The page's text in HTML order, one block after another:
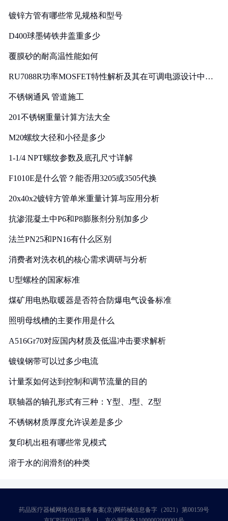
镀锌方管有哪些常见规格和型号
D400球墨铸铁井盖重多少
覆膜砂的耐高温性能如何
RU7088R功率MOSFET特性解析及其在可调电源设计中的
不锈钢通风 管道施工
201不锈钢重量计算方法大全
M20螺纹大径和小径是多少
1-1/4 NPT螺纹参数及底孔尺寸详解
F1010E是什么管？能否用3205或3505代换
20x40x2镀锌方管单米重量计算与应用分析
抗渗混凝土中P6和P8膨胀剂分别加多少
法兰PN25和PN16有什么区别
消费者对洗衣机的核心需求调研与分析
U型螺栓的国家标准
煤矿用电热取暖器是否符合防爆电气设备标准
照明母线槽的主要作用是什么
A516Gr70对应国内材质及低温冲击要求解析
镀镍钢带可以过多少电流
计量泵如何达到控制和调节流量的目的
联轴器的轴孔形式有三种：Y型、J型、Z型
不锈钢材质厚度允许误差是多少
复印机出租有哪些常见模式
溶于水的润滑剂的种类
药品医疗器械网络信息服务备案(京)网药械信息备字（2021）第00159号